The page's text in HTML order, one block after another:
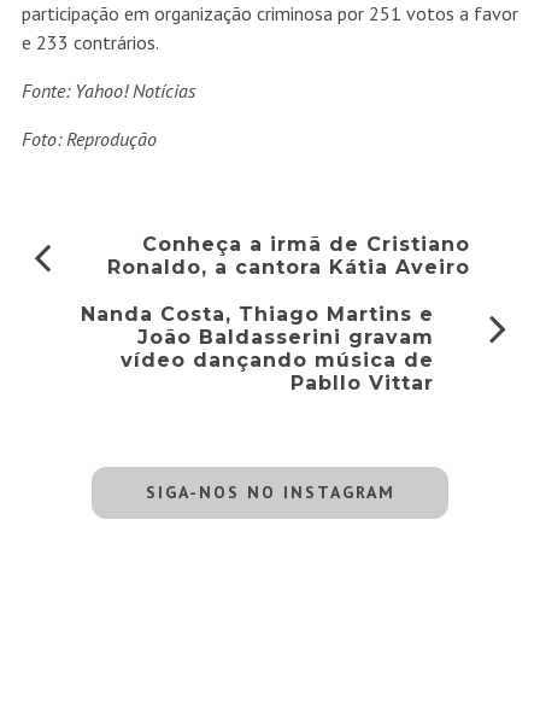
participação em organização criminosa por 251 votos a favor
e 233 contrários.
Fonte: Yahoo! Notícias
Foto: Reprodução
Conheça a irmã de Cristiano
Ronaldo, a cantora Kátia Aveiro
Nanda Costa, Thiago Martins e
João Baldasserini gravam
vídeo dançando música de
Pabllo Vittar
SIGA-NOS NO INSTAGRAM